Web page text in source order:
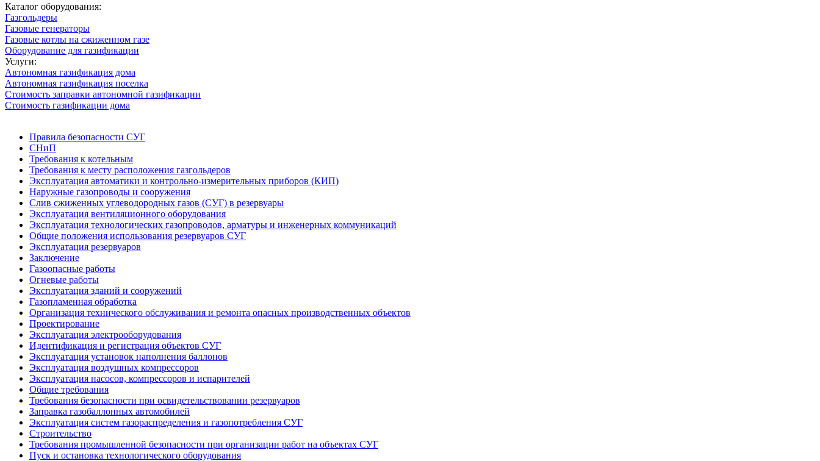
Каталог оборудования:
Газгольдеры
Газовые генераторы
Газовые котлы на сжиженном газе
Оборудование для газификации
Услуги:
Автономная газификация дома
Автономная газификация поселка
Стоимость заправки автономной газификации
Стоимость газификации дома
Правила безопасности СУГ
СНиП
Требования к котельным
Требования к месту расположения газгольдеров
Эксплуатация автоматики и контрольно-измерительных приборов (КИП)
Наружные газопроводы и сооружения
Слив сжиженных углеводородных газов (СУГ) в резервуары
Эксплуатация вентиляционного оборудования
Эксплуатация технологических газопроводов, арматуры и инженерных коммуникаций
Общие положения использования резервуаров СУГ
Эксплуатация резервуаров
Заключение
Газоопасные работы
Огневые работы
Эксплуатация зданий и сооружений
Газопламенная обработка
Организация технического обслуживания и ремонта опасных производственных объектов
Проектирование
Эксплуатация электрооборудования
Идентификация и регистрация объектов СУГ
Эксплуатация установок наполнения баллонов
Эксплуатация воздушных компрессоров
Эксплуатация насосов, компрессоров и испарителей
Общие требования
Требования безопасности при освидетельствовании резервуаров
Заправка газобаллонных автомобилей
Эксплуатация систем газораспределения и газопотребления СУГ
Строительство
Требования промышленной безопасности при организации работ на объектах СУГ
Пуск и остановка технологического оборудования